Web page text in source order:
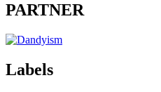
PARTNER
Labels